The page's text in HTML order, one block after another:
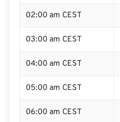
02:00 am CEST
03:00 am CEST
04:00 am CEST
05:00 am CEST
06:00 am CEST